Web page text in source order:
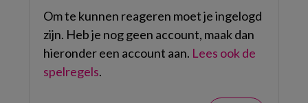
Om te kunnen reageren moet je ingelogd
zijn. Heb je nog geen account, maak dan
hieronder een account aan. Lees ook de
spelregels.